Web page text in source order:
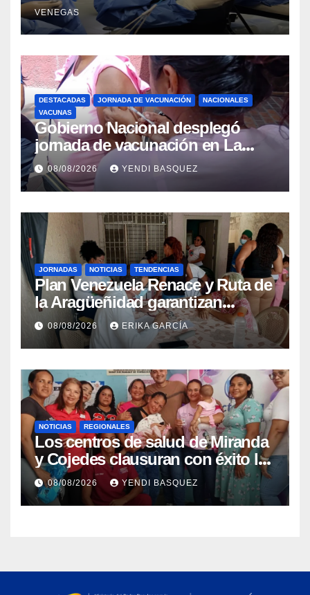
beneficiar a cientos de pacientes
VENEGAS
DESTACADAS JORNADA DE VACUNACIÓN
NACIONALES
VACUNAS
Gobierno Nacional desplegó
jornada de vacunación en La
Guaira para garantizar protección
epidemiológica
08/08/2026 YENDI BASQUEZ
JORNADAS NOTICIAS TENDENCIAS
Plan Venezuela Renace y Ruta de
la Aragüeñidad garantizan
atención médica integral en
Aragua
08/08/2026 ERIKA GARCÍA
NOTICIAS REGIONALES
Los centros de salud de Miranda
y Cojedes clausuran con éxito la
Semana Mundial de la Lactancia
Materna
08/08/2026 YENDI BASQUEZ